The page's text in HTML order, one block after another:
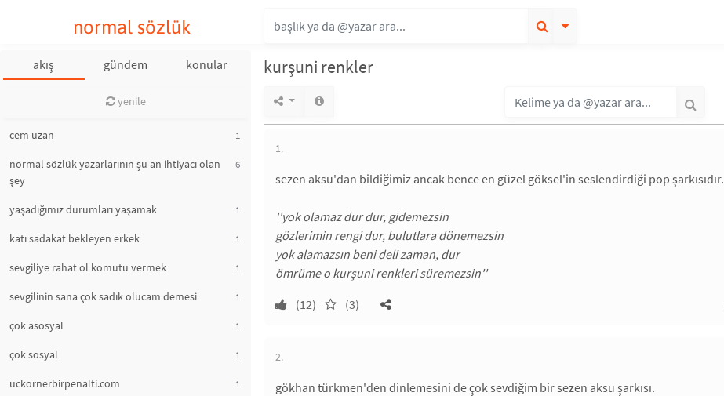
normal sözlük
akış gündem konular
yenile
cem uzan 1
normal sözlük yazarlarının şu an ihtiyacı olan
şey
6
yaşadığımız durumları yaşamak 1
katı sadakat bekleyen erkek 1
sevgiliye rahat ol komutu vermek 1
sevgilinin sana çok sadık olucam demesi 1
çok asosyal 1
çok sosyal 1
uckornerbirpenalti.com 1
kurşuni renkler
1.
sezen aksu'dan bildiğimiz ancak bence en güzel göksel'in seslendirdiği pop şarkısıdır.
''yok olamaz dur dur, gidemezsin
gözlerimin rengi dur, bulutlara dönemezsin
yok alamazsın beni deli zaman, dur
ömrüme o kurşuni renkleri süremezsin''
(12)
(3)
2.
gökhan türkmen'den dinlemesini de çok sevdiğim bir sezen aksu şarkısı.